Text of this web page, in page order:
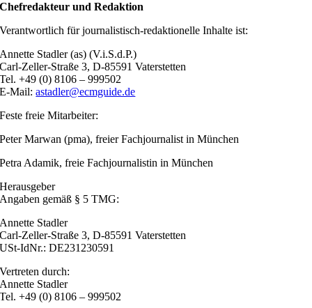
Chefredakteur und Redaktion
Verantwortlich für journalistisch-redaktionelle Inhalte ist:
Annette Stadler (as) (V.i.S.d.P.)
Carl-Zeller-Straße 3, D-85591 Vaterstetten
Tel. +49 (0) 8106 – 999502
E-Mail:astadler@ecmguide.de
Feste freie Mitarbeiter:
Peter Marwan (pma), freier Fachjournalist in München
Petra Adamik, freie Fachjournalistin in München
Herausgeber
Angaben gemäß § 5 TMG:
Annette Stadler
Carl-Zeller-Straße 3, D-85591 Vaterstetten
USt-IdNr.: DE231230591
Vertreten durch:
Annette Stadler
Tel. +49 (0) 8106 – 999502